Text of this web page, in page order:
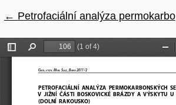
← Návrat na podrobnosti článku
Petrofaciální analýza permokarbonských sedimentů v jižní části boskovické brázdy a výskytu u Zöbingu (Dolní Rakousko)